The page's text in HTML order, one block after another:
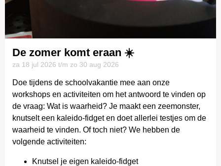
De zomer komt eraan ☀️
za 18 jul 2026 t/m zo 30 aug 2026
Doe tijdens de schoolvakantie mee aan onze
workshops en activiteiten om het antwoord te vinden op
de vraag: Wat is waarheid? Je maakt een zeemonster,
knutselt een kaleido-fidget en doet allerlei testjes om de
waarheid te vinden. Of toch niet? We hebben de
volgende activiteiten:
Knutsel je eigen kaleido-fidget